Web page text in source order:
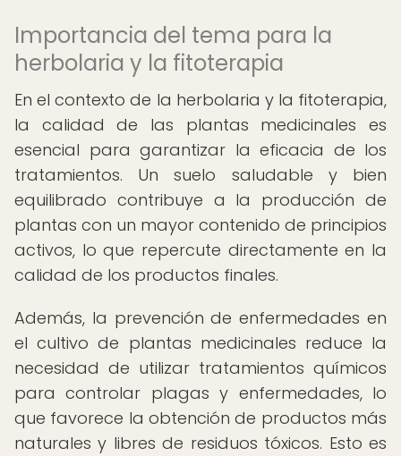
Importancia del tema para la
herbolaria y la fitoterapia
En el contexto de la herbolaria y la fitoterapia,
la calidad de las plantas medicinales es
esencial para garantizar la eficacia de los
tratamientos. Un suelo saludable y bien
equilibrado contribuye a la producción de
plantas con un mayor contenido de principios
activos, lo que repercute directamente en la
calidad de los productos finales.
Además, la prevención de enfermedades en
el cultivo de plantas medicinales reduce la
necesidad de utilizar tratamientos químicos
para controlar plagas y enfermedades, lo
que favorece la obtención de productos más
naturales y libres de residuos tóxicos. Esto es